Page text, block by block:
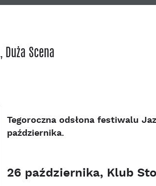
, Duża Scena
Tegoroczna odsłona festiwalu
października.
26 października, Klub